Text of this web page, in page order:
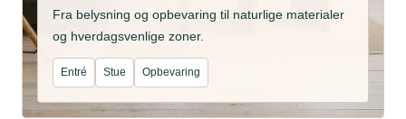
Fra belysning og opbevaring til naturlige materialer
og hverdagsvenlige zoner.
Entré Stue Opbevaring